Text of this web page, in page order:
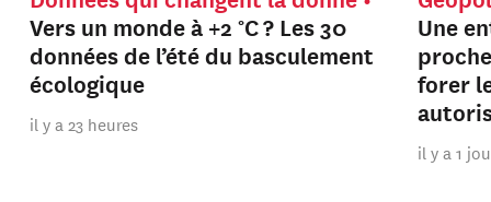
Vers un monde à +2 °C ? Les 30
données de l’été du basculement
écologique
il y a 23 heures
Une
forer
il y a 1